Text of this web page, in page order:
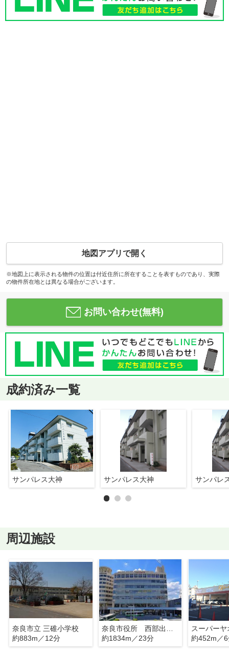
地図アプリで開く
※地図上に表示される物件の位置は付近住所に所在することを表すものであり、実際
の物件所在地とは異なる場合がございます。
お問い合わせ(無料)
成約済み一覧
サンパレス大神 サンパレス大神 サンパレ
周辺施設
奈良市立 三碓小学校
約883m／12分
奈良市役所 西部出張所
約1834m／23分
スーパーヤ
約452m／